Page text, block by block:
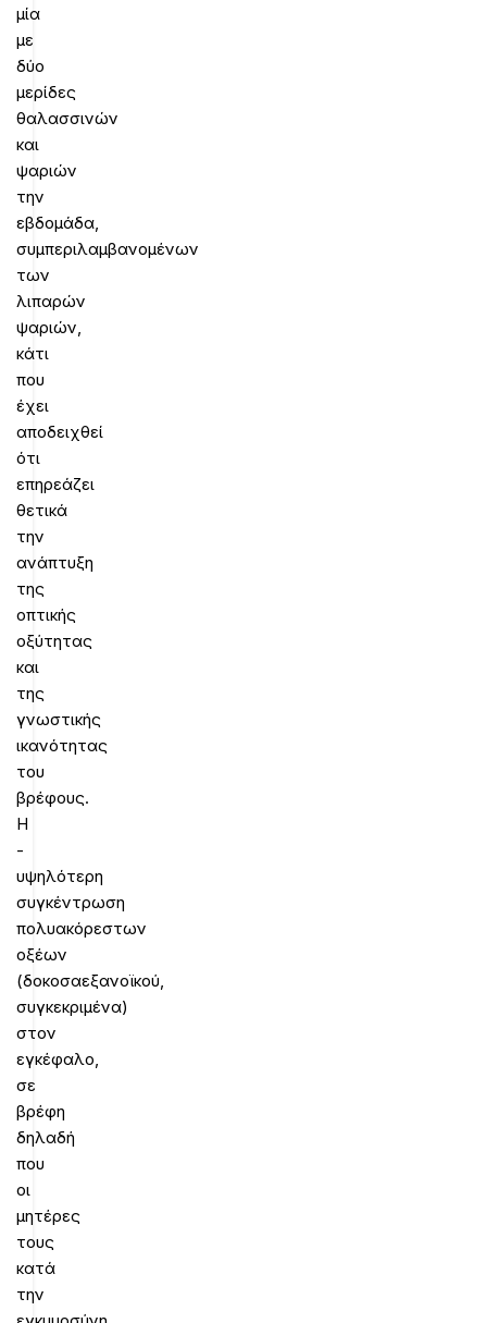
μία
με
δύο
μερίδες
θαλασσινών
και
ψαριών
την
εβδομάδα,
συμπεριλαμβανομένων
των
λιπαρών
ψαριών,
κάτι
που
έχει
αποδειχθεί
ότι
επηρεάζει
θετικά
την
ανάπτυξη
της
οπτικής
οξύτητας
και
της
γνωστικής
ικανότητας
του
βρέφους.
Η
­
υψηλότερη
συγκέντρωση
πολυακόρεστων
οξέων
(δοκοσαεξανοϊκού,
συγκεκριμένα)
στον
εγκέφαλο,
σε
βρέφη
δηλαδή
που
οι
μητέρες
τους
κατά
την